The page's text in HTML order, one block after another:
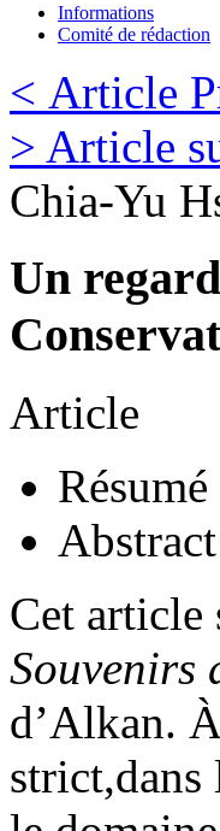
Informations
Comité de rédaction
< Article
> Article
Chia-Yu
Un
Article
Résumé
Abstract
Cet article
Souvenirs
d’Alkan.
strict,dans